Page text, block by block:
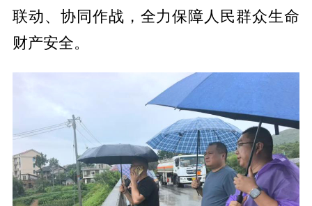
联动、协同作战，全力保障人民群众生命
财产安全。